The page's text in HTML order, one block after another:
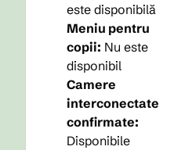
este disponibilă
Meniu pentru
copii: Nu este
disponibil
Camere
interconectate
confirmate:
Disponibile